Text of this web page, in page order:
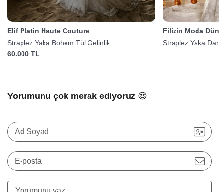
Elif Platin Haute Couture
Straplez Yaka Bohem Tül Gelinlik
60.000 TL
Filizin Moda
Straplez Yaka
Yorumunu çok merak ediyoruz 😍
Ad Soyad
E-posta